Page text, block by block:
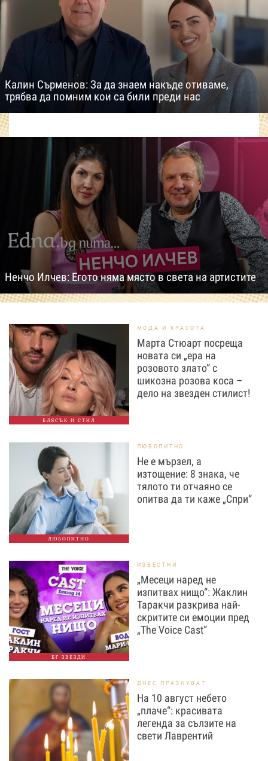
Калин Сърменов: За да знаем накъде отиваме,
трябва да помним кои са били преди нас
Ненчо Илчев: Егото няма място в света на артистите
БЛЯСЪК И СТИЛ
МОДА И КРАСОТА
Марта Стюарт посреща
новата си „ера на
розовото злато“ с
шикозна розова коса –
дело на звезден стилист!
ЛЮБОПИТНО
ЛЮБОПИТНО
Не е мързел, а
изтощение: 8 знака, че
тялото ти отчаяно се
опитва да ти каже „Спри“
БГ ЗВЕЗДИ
ИЗВЕСТНИ
„Месеци наред не
изпитвах нищо“: Жаклин
Таракчи разкрива най-
скритите си емоции пред
„The Voice Cast“
ДНЕС ПРАЗНУВАТ
На 10 август небето
„плаче“: красивата
легенда за сълзите на
свети Лаврентий